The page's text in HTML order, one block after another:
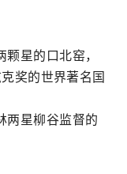
星的口北窑，
奖的世界著名国
星柳谷监督的